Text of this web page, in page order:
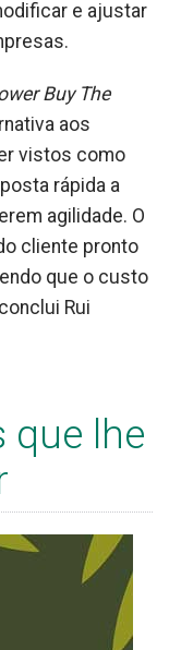
e ajustar
Buy The
aos
vistos como
rápida a
agilidade. O
cliente pronto
que o custo
Rui
que lhe